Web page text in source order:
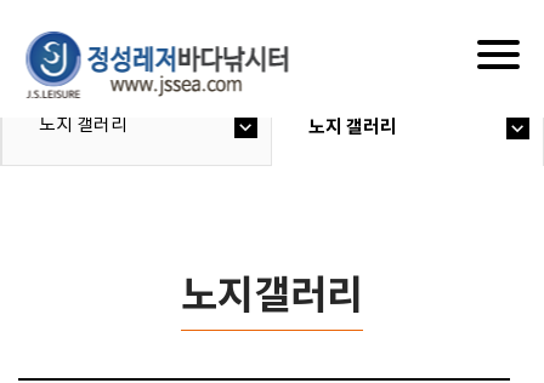
노지 갤러리 노지 갤러리
노지갤러리